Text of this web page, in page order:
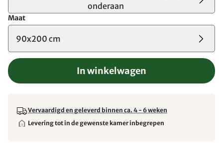
onderaan
Maat
90x200 cm
In winkelwagen
Vervaardigd en geleverd binnen ca. 4 - 6 weken
Levering tot in de gewenste kamer inbegrepen